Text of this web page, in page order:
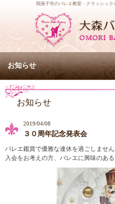
我孫子市のバレエ教室・クラッシック
お知らせ
お知らせ
2019/04/08
３０周年記念発表会
バレエ鑑賞で優雅な連休を過ごしません
入会をお考えの方、バレエに興味のある